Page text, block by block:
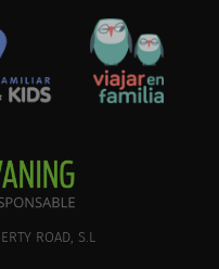
ROAD, S.L